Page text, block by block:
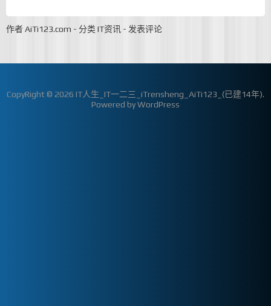
作者AiTi123.com - 分类 IT资讯 - 发表评论
CopyRight © 2026 IT人生_IT一二三_iTrensheng_AiTi123_(已建14年).
Powered byWordPress